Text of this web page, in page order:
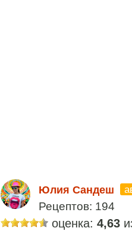
Юлия Сандеш
Рецептов: 194
оценка: 4,63